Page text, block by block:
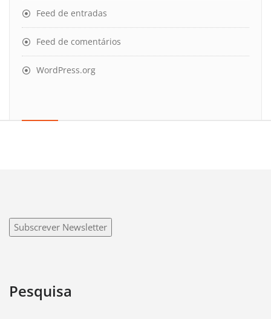
Feed de entradas
Feed de comentários
WordPress.org
Subscrever Newsletter
Pesquisa